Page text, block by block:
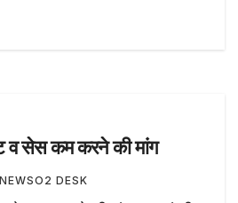
व सेस कम करने की मांग
NEWSO2 DESK